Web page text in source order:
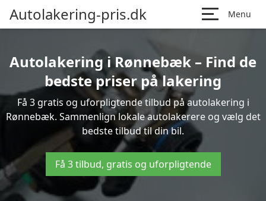
Autolakering-pris.dk Menu
Autolakering i Rønnebæk – Find de
bedste priser på lakering
Få 3 gratis og uforpligtende tilbud på autolakering i
Rønnebæk. Sammenlign lokale autolakerere og vælg det
bedste tilbud til din bil.
Få 3 tilbud, gratis og uforpligtende